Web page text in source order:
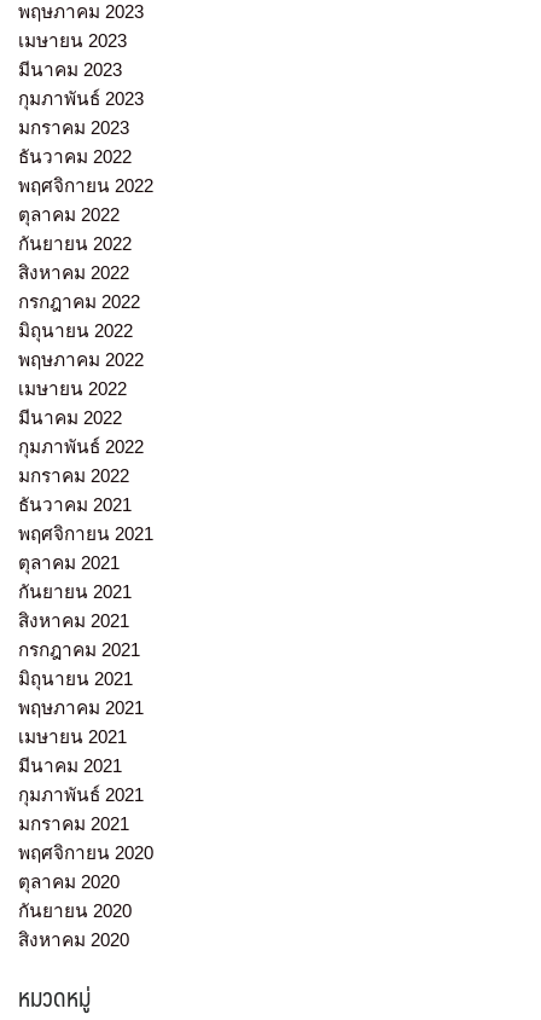
พฤษภาคม 2023
เมษายน 2023
มีนาคม 2023
กุมภาพันธ์ 2023
มกราคม 2023
ธันวาคม 2022
พฤศจิกายน 2022
ตุลาคม 2022
กันยายน 2022
สิงหาคม 2022
กรกฎาคม 2022
มิถุนายน 2022
พฤษภาคม 2022
เมษายน 2022
มีนาคม 2022
กุมภาพันธ์ 2022
มกราคม 2022
ธันวาคม 2021
พฤศจิกายน 2021
ตุลาคม 2021
กันยายน 2021
สิงหาคม 2021
กรกฎาคม 2021
มิถุนายน 2021
พฤษภาคม 2021
เมษายน 2021
มีนาคม 2021
กุมภาพันธ์ 2021
มกราคม 2021
พฤศจิกายน 2020
ตุลาคม 2020
กันยายน 2020
สิงหาคม 2020
หมวดหมู่